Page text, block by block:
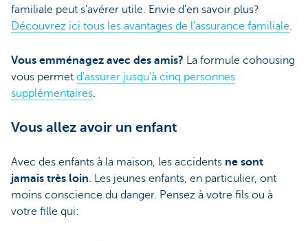
familiale peut s'avérer utile. Envie d'en savoir plus?
Découvrez ici tous les avantages de l'assurance familiale.
Vous emménagez avec des amis? La formule cohousing
vous permet d'assurer jusqu'à cinq personnes
supplémentaires.
Vous allez avoir un enfant
Avec des enfants à la maison, les accidents ne sont
jamais très loin. Les jeunes enfants, en particulier, ont
moins conscience du danger. Pensez à votre fils ou à
votre fille qui: